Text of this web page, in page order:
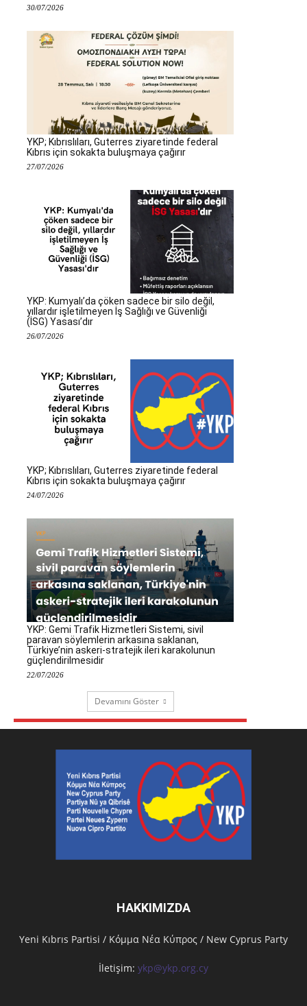
30/07/2026
YKP; Kıbrıslıları, Guterres ziyaretinde federal
Kıbrıs için sokakta buluşmaya çağırır
27/07/2026
YKP: Kumyalı’da çöken sadece bir silo değil,
yıllardır işletilmeyen İş Sağlığı ve Güvenliği
(İSG) Yasası’dır
26/07/2026
YKP; Kıbrıslıları, Guterres ziyaretinde federal
Kıbrıs için sokakta buluşmaya çağırır
24/07/2026
YKP: Gemi Trafik Hizmetleri Sistemi, sivil
paravan söylemlerin arkasına saklanan,
Türkiye’nin askeri-stratejik ileri karakolunun
güçlendirilmesidir
22/07/2026
Devamını Göster
HAKKIMIZDA
Υeni Kıbrıs Partisi / Κόμμα Νέα Κύπρος / New Cyprus Party
İletişim: ykp@ykp.org.cy